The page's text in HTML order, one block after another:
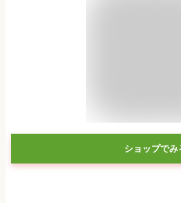
ショップでみ